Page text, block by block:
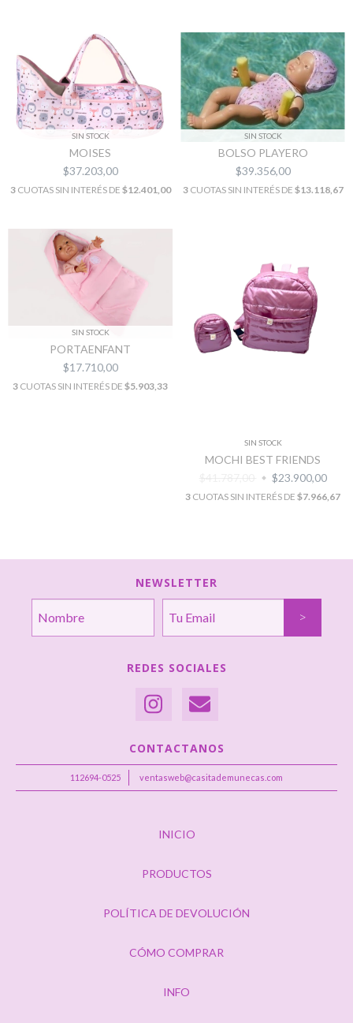
SIN STOCK
MOISES
$37.203,00
3CUOTAS SIN INTERÉS DE $12.401,00
SIN STOCK
BOLSO PLAYERO
$39.356,00
3CUOTAS SIN INTERÉS DE $13.118,67
SIN STOCK
PORTAENFANT
$17.710,00
3 CUOTAS SIN INTERÉS DE $5.903,33
SIN STOCK
MOCHI BEST FRIENDS
$41.787,00
$23.900,00
3 CUOTAS SIN INTERÉS DE $7.966,67
NEWSLETTER
REDES SOCIALES
CONTACTANOS
112694-0525 ventasweb@casitademunecas.com
INICIO
PRODUCTOS
POLÍTICA DE DEVOLUCIÓN
CÓMO COMPRAR
INFO